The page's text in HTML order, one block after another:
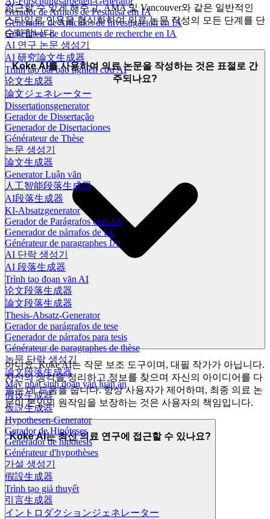
Gerador de Artigos de Pesquisa em IA
Generador de Artículos de Investigación en IA
Générateur de documents de recherche en IA
AI 연구 논문 생성기
AI 研究論文生成器
Trình tạo bài báo nghiên cứu AI
论文生成器
論文ジェネレーター
Dissertationsgenerator
Gerador de Dissertação
Generador de Disertaciones
Générateur de Thèse
논문 생성기
論文生成器
Generator Luận văn
人工智能段落生成器
AI段落生成器
KI-Absatzgenerator
Gerador de Parágrafos com IA
Generador de párrafos de IA
Générateur de paragraphes IA
AI 단락 생성기
AI 段落生成器
Trình tạo đoạn văn AI
论文段落生成器
論文段落生成器
Thesis-Absatz-Generator
Gerador de parágrafos de tese
Generador de párrafos para tesis
Générateur de paragraphes de thèse
논문 단락 생성기
論文段落生成器
Máy phát sinh đoạn văn luận án
假设生成器
仮説生成器
Hypothesen-Generator
Gerador de Hipóteses
Generador de hipótesis
Générateur d'hypothèses
가설 생성기
假設生成器
Trình tạo giả thuyết
引言生成器
イントロダクションジェネレーター
접근할 수 있게 해주고, AMA 및 Vancouver와 같은 일반적인
스타일로 인용을 형식화하여 의료 논문 작성의 모든 단계를 단
순화합니다.
Koke AI를 사용하여 의료 논문을 작성하는 것은 표절로 간
주되나요?
아니요. Koke AI는 작문 보조 도구이며, 대필 작가가 아닙니다.
자신의 생각을 정리하고 정보를 찾으며 자신의 아이디어를 다
듬는 데 도움을 줍니다. 항상 사용자가 제어하며, 최종 의료 논
문이 본인의 원작임을 보장하는 것은 사용자의 책임입니다.
Koke AI는 최신 의료 연구에 접근할 수 있나요?